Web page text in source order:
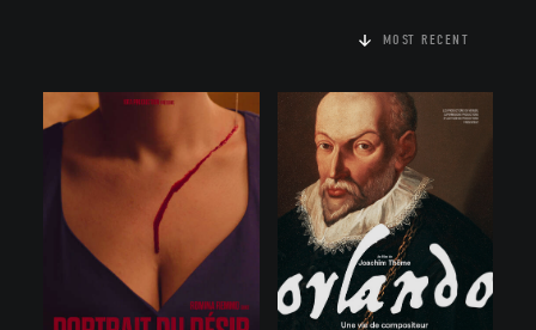
MOST RECENT